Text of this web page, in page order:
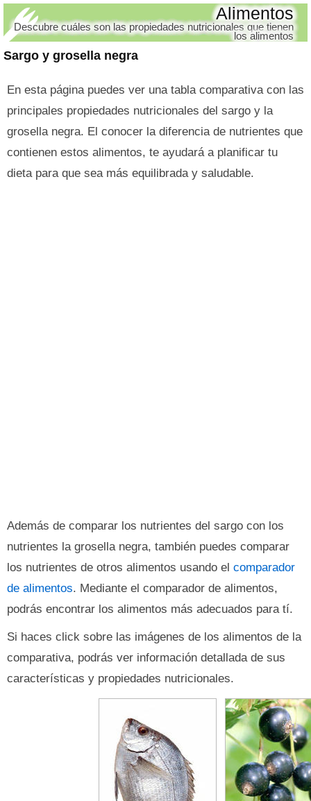
Sargo y grosella negra
Alimentos
Descubre cuáles son las propiedades nutricionales que tienen
los alimentos
En esta página puedes ver una tabla comparativa con las
principales propiedades nutricionales del sargo y la
grosella negra. El conocer la diferencia de nutrientes que
contienen estos alimentos, te ayudará a planificar tu
dieta para que sea más equilibrada y saludable.
Además de comparar los nutrientes del sargo con los
nutrientes la grosella negra, también puedes comparar
los nutrientes de otros alimentos usando el comparador
de alimentos. Mediante el comparador de alimentos,
podrás encontrar los alimentos más adecuados para tí.
Si haces click sobre las imágenes de los alimentos de la
comparativa, podrás ver información detallada de sus
características y propiedades nutricionales.